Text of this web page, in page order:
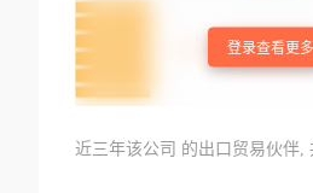
登录查看更多
近三年该公司 的出口贸易伙伴,